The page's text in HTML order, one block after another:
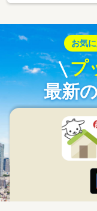
お気
プ
最新